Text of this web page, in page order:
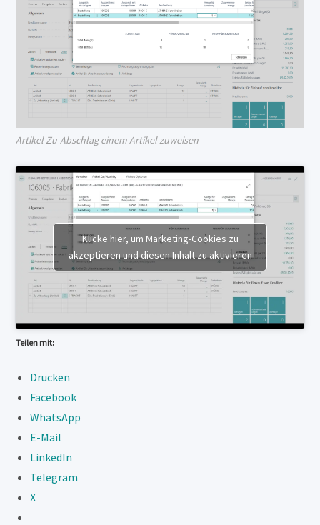
Artikel Zu-Abschlag einem Artikel zuweisen
Klicke hier, um Marketing-Cookies zu
akzeptieren und diesen Inhalt zu aktivieren
Teilen mit:
Drucken
Facebook
WhatsApp
E-Mail
LinkedIn
Telegram
X